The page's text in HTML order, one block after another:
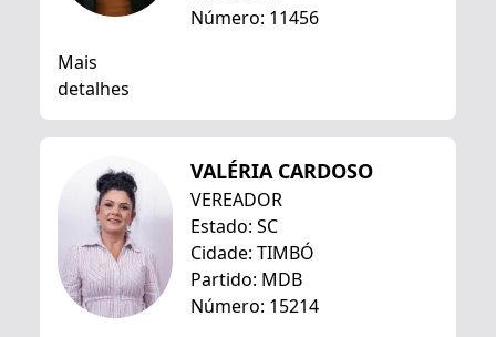
Número: 11456
Mais
detalhes
VALÉRIA CARDOSO
VEREADOR
Estado: SC
Cidade: TIMBÓ
Partido: MDB
Número: 15214